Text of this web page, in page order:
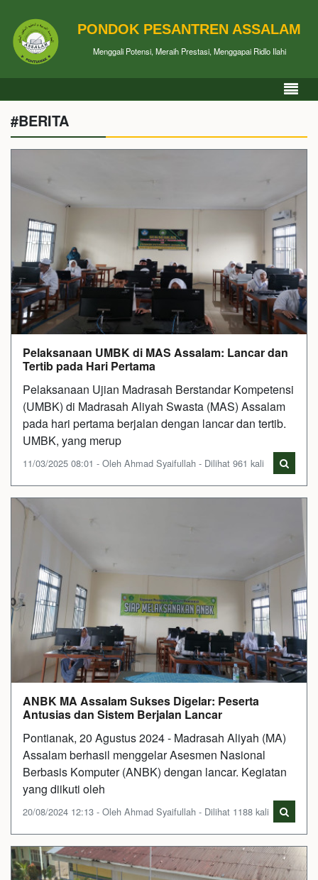
PONDOK PESANTREN ASSALAM
Menggali Potensi, Meraih Prestasi, Menggapai Ridlo Ilahi
#BERITA
Pelaksanaan UMBK di MAS Assalam: Lancar dan
Tertib pada Hari Pertama
Pelaksanaan Ujian Madrasah Berstandar Kompetensi
(UMBK) di Madrasah Aliyah Swasta (MAS) Assalam
pada hari pertama berjalan dengan lancar dan tertib.
UMBK, yang merup
11/03/2025 08:01 - Oleh Ahmad Syaifullah - Dilihat 961 kali
ANBK MA Assalam Sukses Digelar: Peserta
Antusias dan Sistem Berjalan Lancar
Pontianak, 20 Agustus 2024 - Madrasah Aliyah (MA)
Assalam berhasil menggelar Asesmen Nasional
Berbasis Komputer (ANBK) dengan lancar. Kegiatan
yang diikuti oleh
20/08/2024 12:13 - Oleh Ahmad Syaifullah - Dilihat 1188 kali